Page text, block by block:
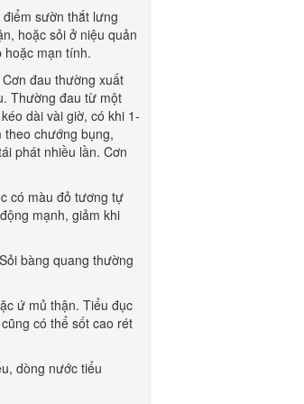
sườn thắt lưng
hoặc sỏi ở niệu quản
hoặc mạn tính.
đau thường xuất
Thường đau từ một
dài vài giờ, có khi 1-
chướng bụng,
phát nhiều lần. Cơn
có màu đỏ tương tự
mạnh, giảm khi
bàng quang thường
ứ mủ thận. Tiểu đục
có thể sốt cao rét
dòng nước tiểu